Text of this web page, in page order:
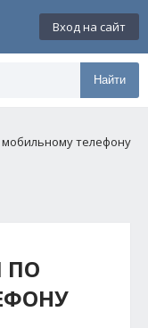
Вход на сайт
Найти
телефону
ПО